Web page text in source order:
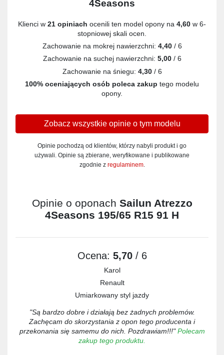
4Seasons
Klienci w 21 opiniach ocenili ten model opony na 4,60 w 6-
stopniowej skali ocen.
Zachowanie na mokrej nawierzchni: 4,40/ 6
Zachowanie na suchej nawierzchni: 5,00/ 6
Zachowanie na śniegu: 4,30/ 6
100% oceniających osób poleca zakup tego modelu
opony.
Zobacz wszystkie opinie o tym modelu
Opinie pochodzą od klientów, którzy nabyli produkt i go
używali. Opinie są zbierane, weryfikowane i publikowane
zgodnie z regulaminem.
Opinie o oponach Sailun Atrezzo
4Seasons 195/65 R15 91 H
Ocena: 5,70/ 6
Karol
Renault
Umiarkowany styl jazdy
"Są bardzo dobre i działają bez żadnych problemów.
Zachęcam do skorzystania z opon tego producenta i
przekonania się samemu do nich. Pozdrawiam!!!"Polecam
zakup tego produktu.